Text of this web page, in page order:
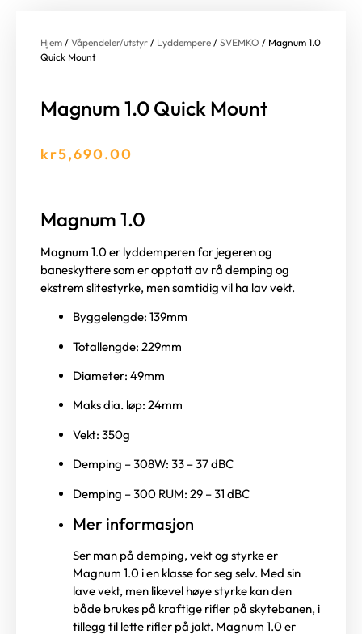
Hjem / Våpendeler/utstyr / Lyddempere / SVEMKO / Magnum 1.0
Quick Mount
Magnum 1.0 Quick Mount
kr5,690.00
Magnum 1.0
Magnum 1.0 er lyddemperen for jegeren og
baneskyttere som er opptatt av rå demping og
ekstrem slitestyrke, men samtidig vil ha lav vekt.
Byggelengde: 139mm
Totallengde: 229mm
Diameter: 49mm
Maks dia. løp: 24mm
Vekt: 350g
Demping – 308W: 33 – 37 dBC
Demping – 300 RUM: 29 – 31 dBC
Mer informasjon
Ser man på demping, vekt og styrke er
Magnum 1.0 i en klasse for seg selv. Med sin
lave vekt, men likevel høye styrke kan den
både brukes på kraftige rifler på skytebanen, i
tillegg til lette rifler på jakt. Magnum 1.0 er